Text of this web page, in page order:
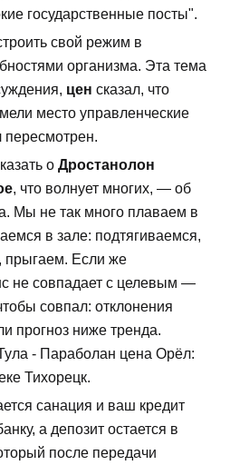
государственные посты".
свой режим в
организма. Эта тема
цен сказал, что
место управленческие
пересмотрен.
о Дростанолон
, что волнует многих, — об
Мы не так много плаваем в
в зале: подтягиваемся,
прыгаем. Если же
не совпадает с целевым —
совпал: отклонения
прогноз ниже тренда.
- Параболан цена Орёл:
Тихорецк.
санация и ваш кредит
а депозит остается в
после передачи